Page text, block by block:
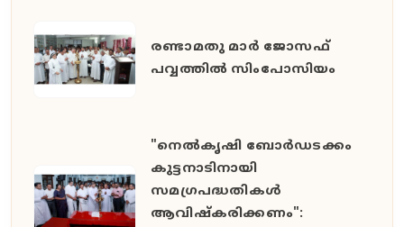
രണ്ടാമതു മാർ ജോസഫ്
പവ്വത്തിൽ സിംപോസിയം
"നെൽകൃഷി ബോർഡടക്കം
കുട്ടനാടിനായി
സമഗ്രപദ്ധതികൾ
ആവിഷ്കരിക്കണം":